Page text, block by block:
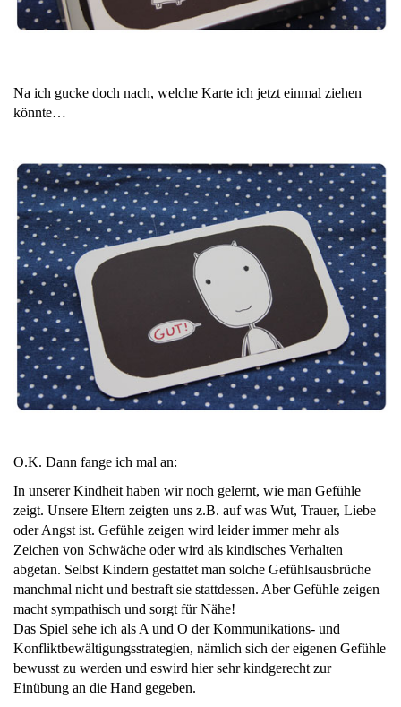
Na ich gucke doch nach, welche Karte ich jetzt einmal ziehen
könnte…
O.K. Dann fange ich mal an:
In unserer Kindheit haben wir noch gelernt, wie man Gefühle
zeigt. Unsere Eltern zeigten uns z.B. auf was Wut, Trauer, Liebe
oder Angst ist. Gefühle zeigen wird leider immer mehr als
Zeichen von Schwäche oder wird als kindisches Verhalten
abgetan. Selbst Kindern gestattet man solche Gefühlsausbrüche
manchmal nicht und bestraft sie stattdessen. Aber Gefühle zeigen
macht sympathisch und sorgt für Nähe!
Das Spiel sehe ich als A und O der Kommunikations- und
Konfliktbewältigungsstrategien, nämlich sich der eigenen Gefühle
bewusst zu werden und eswird hier sehr kindgerecht zur
Einübung an die Hand gegeben.